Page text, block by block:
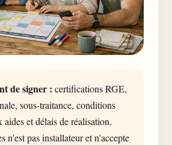
de signer : certifications RGE,
sous-traitance, conditions
et délais de réalisation.
n'est pas installateur et n'accepte